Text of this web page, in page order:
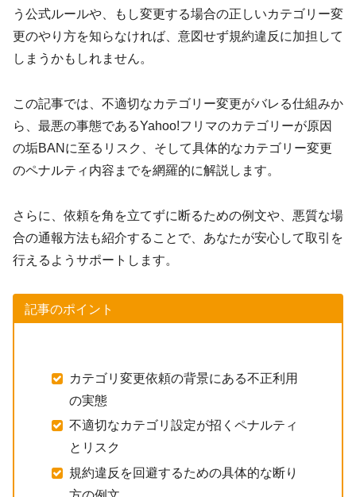
う公式ルールや、もし変更する場合の正しいカテゴリー変
更のやり方を知らなければ、意図せず規約違反に加担して
しまうかもしれません。
この記事では、不適切なカテゴリー変更がバレる仕組みか
ら、最悪の事態であるYahoo!フリマのカテゴリーが原因
の垢BANに至るリスク、そして具体的なカテゴリー変更
のペナルティ内容までを網羅的に解説します。
さらに、依頼を角を立てずに断るための例文や、悪質な場
合の通報方法も紹介することで、あなたが安心して取引を
行えるようサポートします。
記事のポイント
カテゴリ変更依頼の背景にある不正利用
の実態
不適切なカテゴリ設定が招くペナルティ
とリスク
規約違反を回避するための具体的な断り